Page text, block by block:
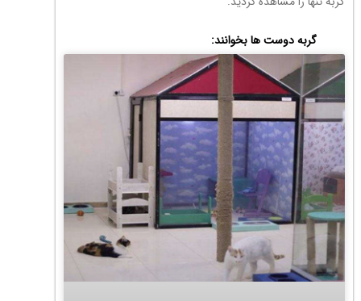
گربه دوست ها بخوانند: